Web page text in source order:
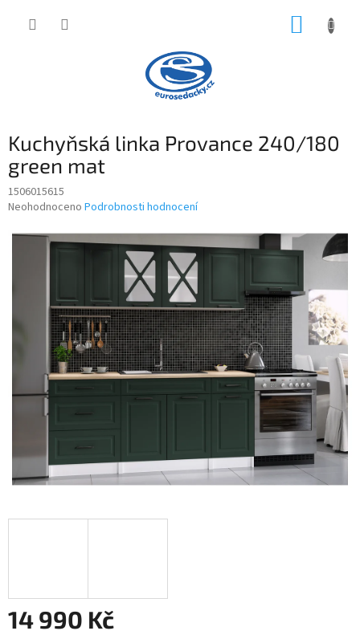
Kuchyňská linka Provance 240/180
green mat
1506015615
Průměrné
produktu
hvězdiček.
Neohodnoceno Podrobnosti hodnocení
14 990 Kč